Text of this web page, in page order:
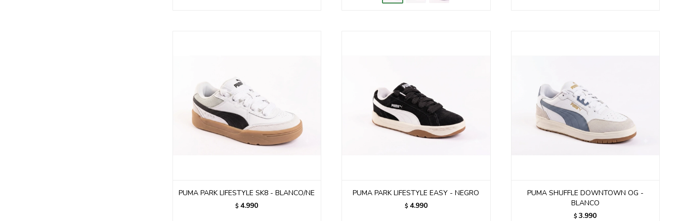
PUMA PARK LIFESTYLE SK8 - BLANCO/NE
$ 4.990
PUMA PARK LIFESTYLE EASY - NEGRO
$ 4.990
PUMA SHUFFLE DOWNTOWN OG -
BLANCO
$ 3.990